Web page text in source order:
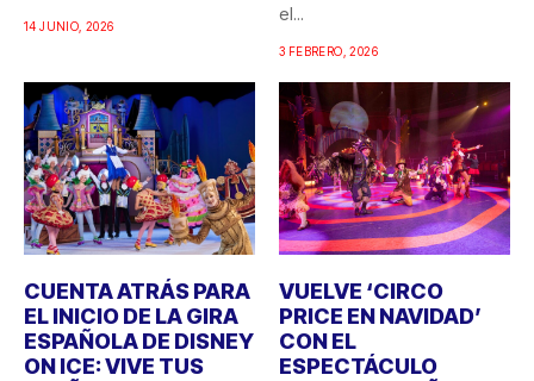
14 JUNIO, 2026
el...
3 FEBRERO, 2026
CUENTA ATRÁS PARA
EL INICIO DE LA GIRA
ESPAÑOLA DE DISNEY
ON ICE: VIVE TUS
VUELVE ‘CIRCO
PRICE EN NAVIDAD’
CON EL
ESPECTÁCULO